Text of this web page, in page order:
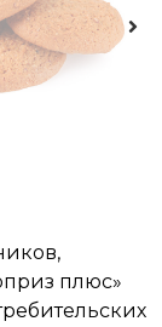
плюс»